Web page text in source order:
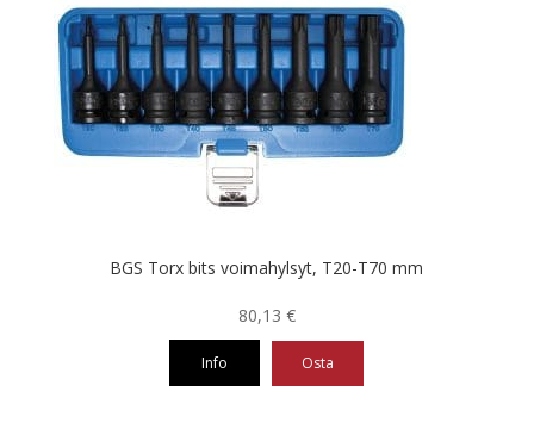
BGS Torx bits voimahylsyt, T20-T70 mm
80,13 €
Info Osta